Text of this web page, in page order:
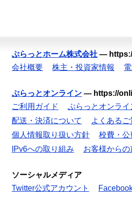
ぷらっとホーム株式会社 —
会社概要
株主・投資家情報
ぷらっとオンライン — https://
ご利用ガイド
ぷらっとオンライ
配送・決済について
よくあるご
個人情報取り扱い方針
校費・
IPv6への取り組み
お客様からの
ソーシャルメディア
Twitter公式アカウント